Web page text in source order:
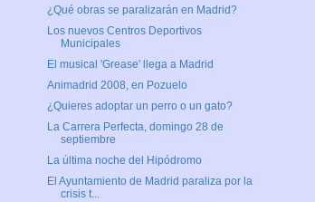
¿Qué obras se paralizarán en Madrid?
Los nuevos Centros Deportivos
Municipales
El musical 'Grease' llega a Madrid
Animadrid 2008, en Pozuelo
¿Quieres adoptar un perro o un gato?
La Carrera Perfecta, domingo 28 de
septiembre
La última noche del Hipódromo
El Ayuntamiento de Madrid paraliza por la
crisis t...